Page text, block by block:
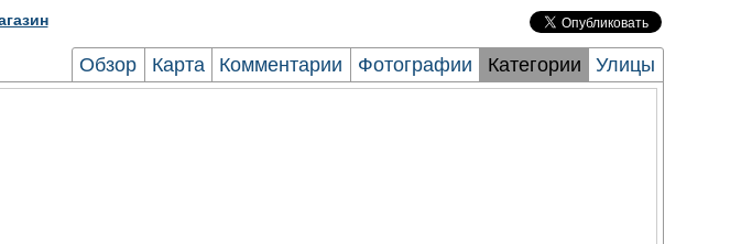
Обзор Карта Комментарии Фотографии Категории Улицы